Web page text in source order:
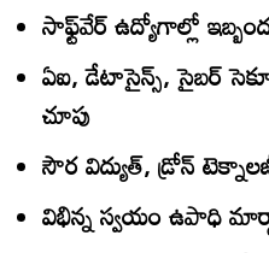
సాఫ్ట్‌వేర్‌ ఉద్యోగాల్లో
ఏఐ, డేటాసైన్స్‌, సైబర్‌
చూపు
సౌర విద్యుత్‌, డ్రోన్‌
విభిన్న స్వయం ఉపాధి